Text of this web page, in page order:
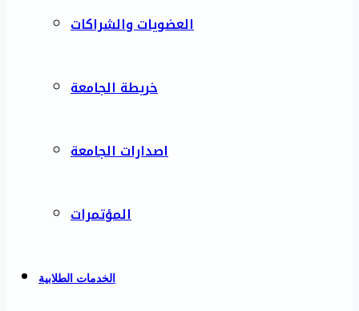
العضويات والشراكات
خريطة الجامعة
اصدارات الجامعة
المؤتمرات
الخدمات الطلابية